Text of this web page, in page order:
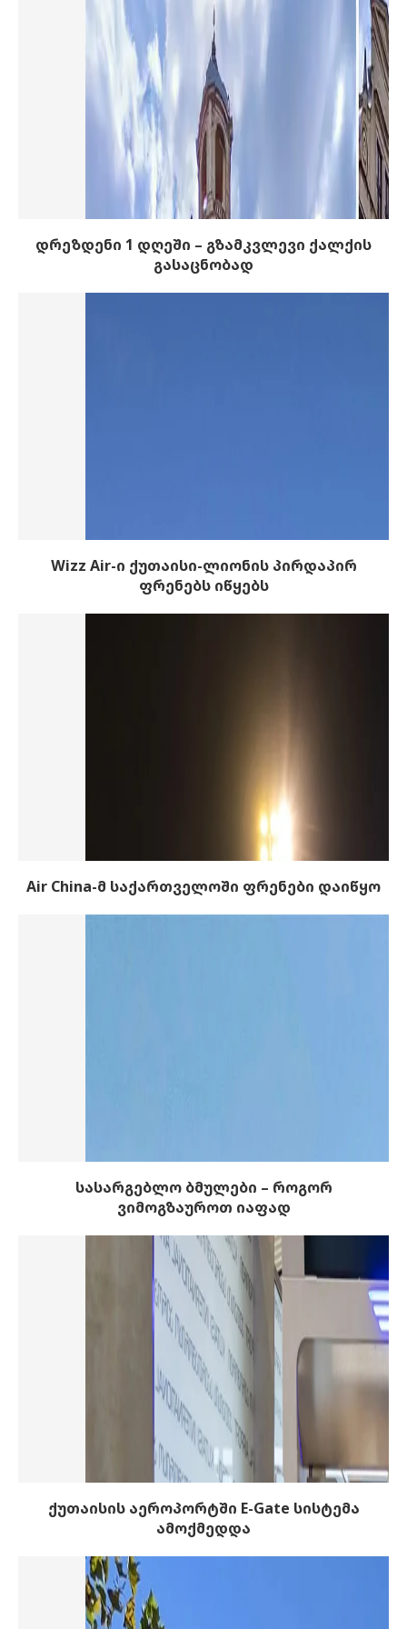
დრეზდენი 1 დღეში – გზამკვლევი ქალქის
გასაცნობად
Wizz Air-ი ქუთაისი-ლიონის პირდაპირ
ფრენებს იწყებს
Air China-მ საქართველოში ფრენები დაიწყო
სასარგებლო ბმულები – როგორ
ვიმოგზაუროთ იაფად
ქუთაისის აეროპორტში E-Gate სისტემა
ამოქმედდა